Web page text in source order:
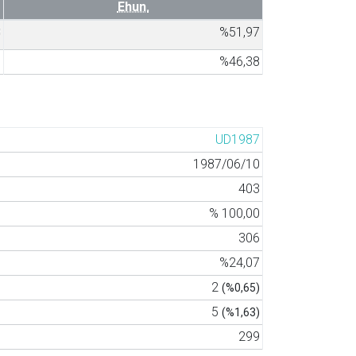
Ehun.
%51,97
%46,38
UD1987
1987/06/10
403
% 100,00
306
%24,07
2 (%0,65)
5 (%1,63)
299